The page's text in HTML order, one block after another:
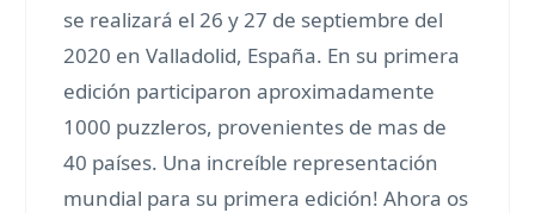
se realizará el 26 y 27 de septiembre del
2020 en Valladolid, España. En su primera
edición participaron aproximadamente
1000 puzzleros, provenientes de mas de
40 países. Una increíble representación
mundial para su primera edición! Ahora os